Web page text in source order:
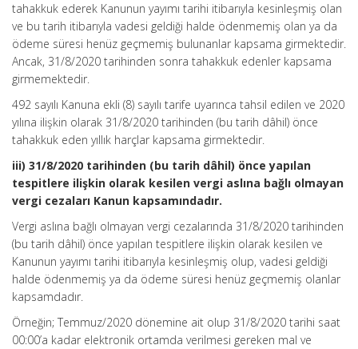
tahakkuk ederek Kanunun yayımı tarihi itibarıyla kesinleşmiş olan
ve bu tarih itibarıyla vadesi geldiği halde ödenmemiş olan ya da
ödeme süresi henüz geçmemiş bulunanlar kapsama girmektedir.
Ancak, 31/8/2020 tarihinden sonra tahakkuk edenler kapsama
girmemektedir.
492 sayılı Kanuna ekli (8) sayılı tarife uyarınca tahsil edilen ve 2020
yılına ilişkin olarak 31/8/2020 tarihinden (bu tarih dâhil) önce
tahakkuk eden yıllık harçlar kapsama girmektedir.
iii) 31/8/2020 tarihinden (bu tarih dâhil) önce yapılan
tespitlere ilişkin olarak kesilen vergi aslına bağlı olmayan
vergi cezaları Kanun kapsamındadır.
Vergi aslına bağlı olmayan vergi cezalarında 31/8/2020 tarihinden
(bu tarih dâhil) önce yapılan tespitlere ilişkin olarak kesilen ve
Kanunun yayımı tarihi itibarıyla kesinleşmiş olup, vadesi geldiği
halde ödenmemiş ya da ödeme süresi henüz geçmemiş olanlar
kapsamdadır.
Örneğin; Temmuz/2020 dönemine ait olup 31/8/2020 tarihi saat
00:00’a kadar elektronik ortamda verilmesi gereken mal ve